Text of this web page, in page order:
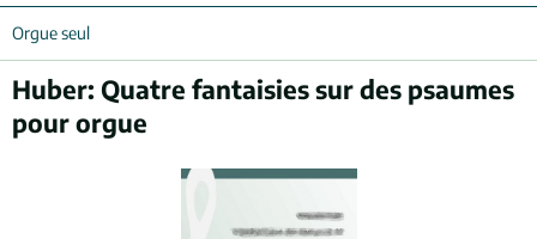
Orgue seul
Huber: Quatre fantaisies sur des psaumes
pour orgue